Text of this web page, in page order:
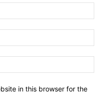
in this browser for the